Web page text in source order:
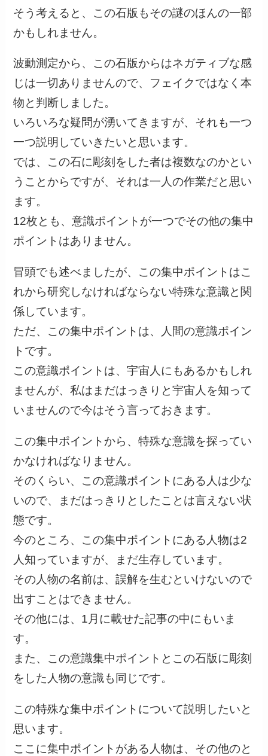
そう考えると、この石版もその謎のほんの一部
かもしれません。
波動測定から、この石版からはネガティブな感
じは一切ありませんので、フェイクではなく本
物と判断しました。
いろいろな疑問が湧いてきますが、それも一つ
一つ説明していきたいと思います。
では、この石に彫刻をした者は複数なのかとい
うことからですが、それは一人の作業だと思い
ます。
12枚とも、意識ポイントが一つでその他の集中
ポイントはありません。
冒頭でも述べましたが、この集中ポイントはこ
れから研究しなければならない特殊な意識と関
係しています。
ただ、この集中ポイントは、人間の意識ポイン
トです。
この意識ポイントは、宇宙人にもあるかもしれ
ませんが、私はまだはっきりと宇宙人を知って
いませんので今はそう言っておきます。
この集中ポイントから、特殊な意識を探ってい
かなければなりません。
そのくらい、この意識ポイントにある人は少な
いので、まだはっきりとしたことは言えない状
態です。
今のところ、この集中ポイントにある人物は2
人知っていますが、まだ生存しています。
その人物の名前は、誤解を生むといけないので
出すことはできません。
その他には、1月に載せた記事の中にもいま
す。
また、この意識集中ポイントとこの石版に彫刻
をした人物の意識も同じです。
この特殊な集中ポイントについて説明したいと
思います。
ここに集中ポイントがある人物は、その他のと